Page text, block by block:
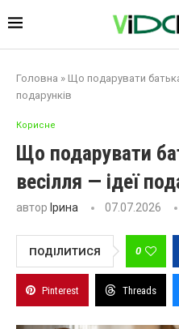
Головна » Що подарувати
подарунків
Корисне
Що подарувати
весілля — ідеї
автор Ірина 07.07.2026
ПОДІЛИТИСЯ 0
Pinterest Threads